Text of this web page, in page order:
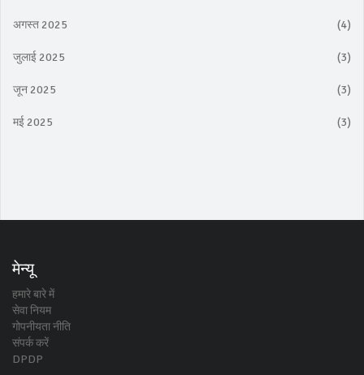
अगस्त 2025 (4)
जुलाई 2025 (3)
जून 2025 (3)
मई 2025 (3)
मेन्यू
हमारे बारे में
सेवा नियम
गोपनीयता नीति
संपर्क करें
DPDP